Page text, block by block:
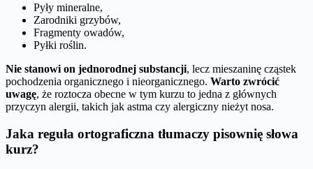
Pyły mineralne,
Zarodniki grzybów,
Fragmenty owadów,
Pyłki roślin.
Nie stanowi on jednorodnej substancji, lecz mieszaninę cząstek
pochodzenia organicznego i nieorganicznego. Warto zwrócić
uwagę, że roztocza obecne w tym kurzu to jedna z głównych
przyczyn alergii, takich jak astma czy alergiczny nieżyt nosa.
Jaka reguła ortograficzna tłumaczy pisownię słowa
kurz?